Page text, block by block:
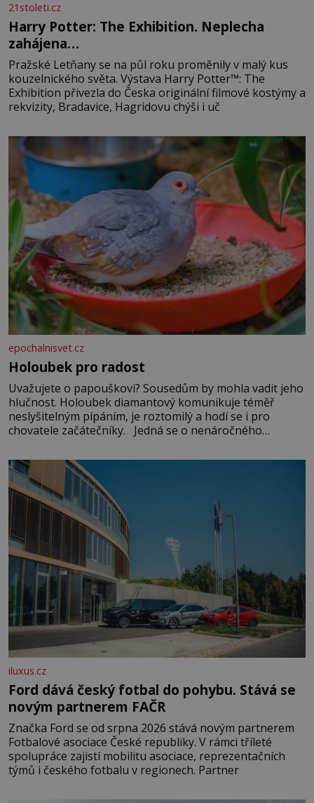
21stoleti.cz
Harry Potter: The Exhibition. Neplecha
zahájena…
Pražské Letňany se na půl roku proměnily v malý kus
kouzelnického světa. Výstava Harry Potter™: The
Exhibition přivezla do Česka originální filmové kostýmy a
rekvizity, Bradavice, Hagridovu chýši i uč
epochalnisvet.cz
Holoubek pro radost
Uvažujete o papouškovi? Sousedům by mohla vadit jeho
hlučnost. Holoubek diamantový komunikuje téměř
neslyšitelným pípáním, je roztomilý a hodí se i pro
chovatele začátečníky. Jedná se o nenáročného
času tráví na zemi, kde sbírá zbytky semínek Jeho
domovinou je prakticky celá Austrálie s výjimkou
pobřežní oblasti.
iluxus.cz
Ford dává český fotbal do pohybu. Stává se
novým partnerem FAČR
Značka Ford se od srpna 2026 stává novým partnerem
Fotbalové asociace České republiky. V rámci tříleté
spolupráce zajistí mobilitu asociace, reprezentačních
týmů i českého fotbalu v regionech. Partner